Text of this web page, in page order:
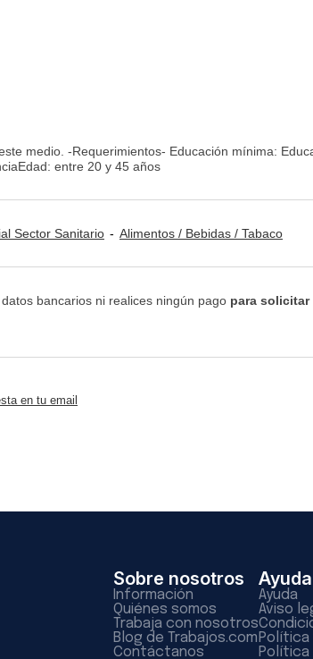
medio. -Requerimientos- Educación mínima:
entre 20 y 45 años
Sector Sanitario Alimentos / Bebidas / Tabaco
bancarios ni realices ningún pago para solicitar
en tu email
Sobre nosotros
Información
Quiénes somos
Trabaja con nosotros
Blog de Trabajos.com
Contáctanos
Ayuda
Ayuda
Aviso
Política